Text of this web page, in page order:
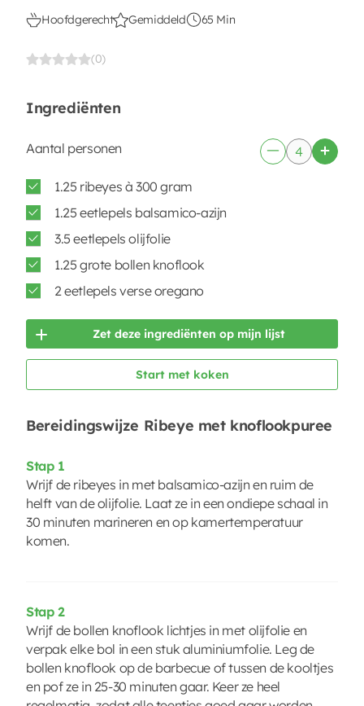
Hoofdgerecht Gemiddeld 65 Min
(0)
Ingrediënten
Aantal personen
1.25 ribeyes à 300 gram
1.25 eetlepels balsamico-azijn
3.5 eetlepels olijfolie
1.25 grote bollen knoflook
2 eetlepels verse oregano
Zet deze ingrediënten op mijn lijst
Start met koken
Bereidingswijze Ribeye met knoflookpuree
Stap 1
Wrijf de ribeyes in met balsamico-azijn en ruim de
helft van de olijfolie. Laat ze in een ondiepe schaal in
30 minuten marineren en op kamertemperatuur
komen.
Stap 2
Wrijf de bollen knoflook lichtjes in met olijfolie en
verpak elke bol in een stuk aluminiumfolie. Leg de
bollen knoflook op de barbecue of tussen de kooltjes
en pof ze in 25-30 minuten gaar. Keer ze heel